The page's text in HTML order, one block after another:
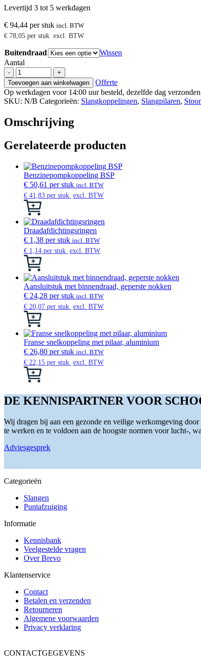
Levertijd 3 tot 5 werkdagen
€ 94,44 per stuk incl. BTW
€ 78,05 per stuk excl. BTW
Buitendraad
Wissen
Aantal
-
Koppeling
male
DIN
EN
14
met
aantal
+
Toevoegen aan winkelwagen
Offerte
Op werkdagen voor 14:00 uur besteld, dezelfde dag
SKU: N/B Categorieën: Slangkoppelingen, Slangpilaren,
Omschrijving
Gerelateerde producten
Benzinepompkoppeling BSP
€ 50,61 per stuk incl. BTW
€ 41,83 per stuk excl. BTW
Dit
heeft
meerdere
variaties.
Deze
optie
gekozen
worden
op
de
productpagina
Draadafdichtingsringen
€ 1,38 per stuk incl. BTW
€ 1,14 per stuk excl. BTW
Dit
heeft
meerdere
variaties.
Deze
optie
gekozen
worden
op
de
productpagina
Aansluitstuk met binnendraad, geperste nokken
€ 24,28 per stuk incl. BTW
€ 20,07 per stuk excl. BTW
Dit
heeft
meerdere
variaties.
Deze
optie
worden
op
productpagina
Franse snelkoppeling met pilaar, aluminium
€ 26,80 per stuk incl. BTW
€ 22,15 per stuk excl. BTW
Dit
meerdere
variaties.
optie
kan
worden
de
DE KENNISPARTNER VOOR
Wij dragen bij aan een gezonde en veilige werkomgeving
te werken en te voldoen aan de hoogste normen voor lucht-,
Adviesgesprek
Categorieën
Slangen
Puntafzuiging
Informatie
Kennisbank
Veelgestelde vragen
Over Brevo
Klantenservice
Contact
Betalen en verzenden
Retourneren
Algemene voorwaarden
Privacy verklaring
CONTACTGEGEVENS